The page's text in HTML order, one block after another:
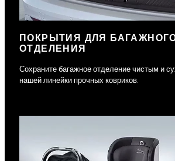
ПОКРЫТИЯ ДЛЯ
ОТДЕЛЕНИЯ
Сохраните багажное отделение чистым и
нашей линейки прочных ковриков.